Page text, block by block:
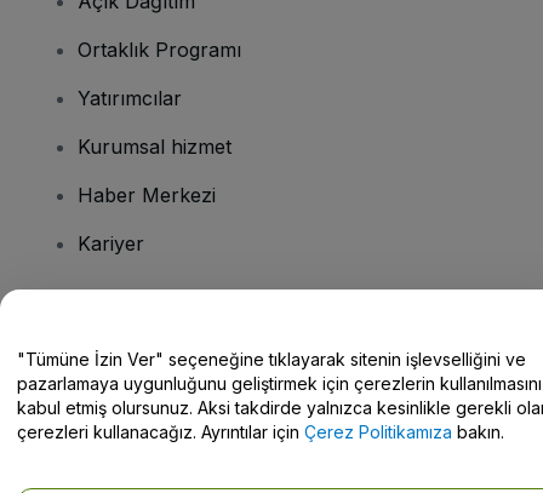
Ortaklık Programı
Yatırımcılar
Kurumsal hizmet
Haber Merkezi
Kariyer
Yardım Merkezi / Bize Ulaşın
"Tümüne İzin Ver" seçeneğine tıklayarak sitenin işlevselliğini ve
pazarlamaya uygunluğunu geliştirmek için çerezlerin kullanılmasını
kabul etmiş olursunuz. Aksi takdirde yalnızca kesinlikle gerekli
çerezleri kullanacağız. Ayrıntılar için Çerez Politikamıza bakın.